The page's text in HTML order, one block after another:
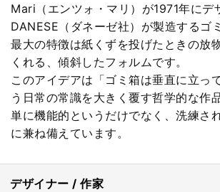
Mari（エンツォ・マリ）が1971年にデ
DANESE（ダネーゼ社）が製造するゴ
最大の特徴は紙くずを投げたときの放
くれる、傾斜したフォルムです。
このアイデアは「ゴミ箱は垂直に立っ
う日常の常識を大きく覆す哲学的な作
単に機能的というだけでなく、洗練さ
に兼ね備えています。
デザイナー / 作家